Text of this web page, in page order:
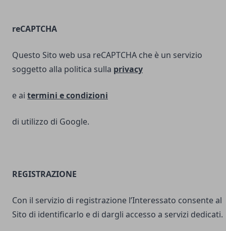
reCAPTCHA
Questo Sito web usa reCAPTCHA che è un servizio
soggetto alla politica sulla privacy
e ai termini econdizioni
di utilizzo di Google.
REGISTRAZIONE
Con il servizio di registrazione l’Interessato consente al
Sito di identificarlo e di dargli accesso a servizi dedicati.